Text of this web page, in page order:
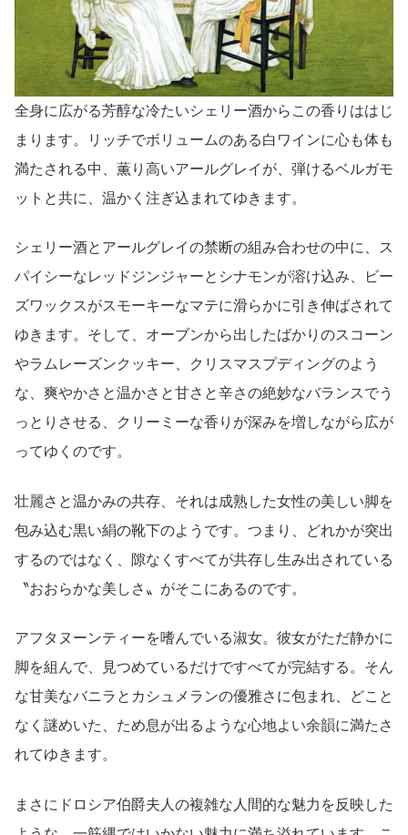
全身に広がる芳醇な冷たいシェリー酒からこの香りははじ
まります。リッチでボリュームのある白ワインに心も体も
満たされる中、薫り高いアールグレイが、弾けるベルガモ
ットと共に、温かく注ぎ込まれてゆきます。
シェリー酒とアールグレイの禁断の組み合わせの中に、ス
パイシーなレッドジンジャーとシナモンが溶け込み、ビー
ズワックスがスモーキーなマテに滑らかに引き伸ばされて
ゆきます。そして、オーブンから出したばかりのスコーン
やラムレーズンクッキー、クリスマスプディングのよう
な、爽やかさと温かさと甘さと辛さの絶妙なバランスでう
っとりさせる、クリーミーな香りが深みを増しながら広が
ってゆくのです。
壮麗さと温かみの共存、それは成熟した女性の美しい脚を
包み込む黒い絹の靴下のようです。つまり、どれかが突出
するのではなく、隙なくすべてが共存し生み出されている
〝おおらかな美しさ〟がそこにあるのです。
アフタヌーンティーを嗜んでいる淑女。彼女がただ静かに
脚を組んで、見つめているだけですべてが完結する。そん
な甘美なバニラとカシュメランの優雅さに包まれ、どこと
なく謎めいた、ため息が出るような心地よい余韻に満たさ
れてゆきます。
まさにドロシア伯爵夫人の複雑な人間的な魅力を反映した